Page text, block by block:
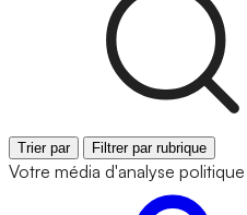
Trier par Filtrer par rubrique
Votre média d'analyse